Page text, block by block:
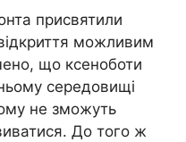
присвятили
можливим
що ксеноботи
середовищі
не зможуть
До того ж